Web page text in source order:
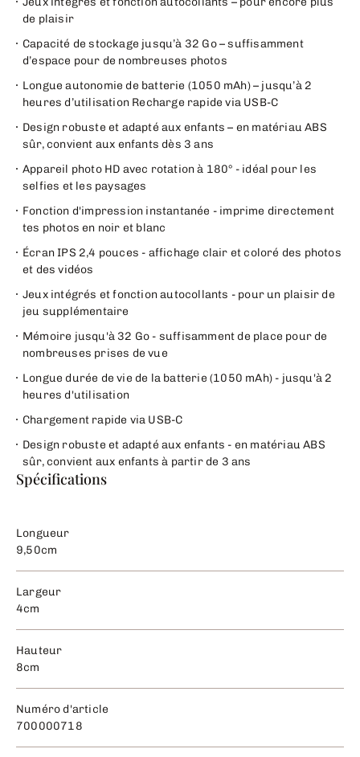
de plaisir
Capacité de stockage jusqu’à 32 Go – suffisamment
d’espace pour de nombreuses photos
Longue autonomie de batterie (1050 mAh) – jusqu’à 2
heures d’utilisation Recharge rapide via USB-C
Design robuste et adapté aux enfants – en matériau ABS
sûr, convient aux enfants dès 3 ans
Appareil photo HD avec rotation à 180° - idéal pour les
selfies et les paysages
Fonction d'impression instantanée - imprime directement
tes photos en noir et blanc
Écran IPS 2,4 pouces - affichage clair et coloré des photos
et des vidéos
Jeux intégrés et fonction autocollants - pour un plaisir de
jeu supplémentaire
Mémoire jusqu'à 32 Go - suffisamment de place pour de
nombreuses prises de vue
Longue durée de vie de la batterie (1050 mAh) - jusqu'à 2
heures d'utilisation
Chargement rapide via USB-C
Design robuste et adapté aux enfants - en matériau ABS
sûr, convient aux enfants à partir de 3 ans
Spécifications
Longueur
9,50cm
Largeur
4cm
Hauteur
8cm
Numéro d'article
700000718